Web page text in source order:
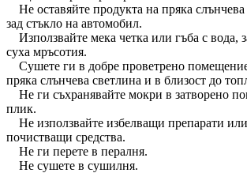
Не оставяйте продукта на пряка
зад стъкло на автомобил.
Използвайте мека четка или гъба с вода,
суха мръсотия.
Сушете ги в добре проветрено
пряка слънчева светлина и в близост до
Не ги съхранявайте мокри в затворено
плик.
Не използвайте избелващи препарати
почистващи средства.
Не ги перете в пералня.
Не сушете в сушилня.